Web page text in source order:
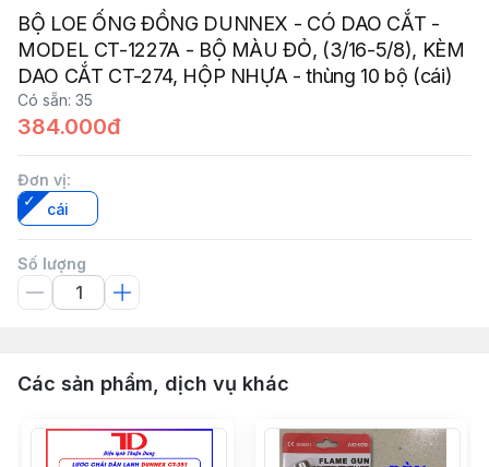
BỘ LOE ỐNG ĐỒNG DUNNEX - CÓ DAO CẮT -
MODEL CT-1227A - BỘ MÀU ĐỎ, (3/16-5/8), KÈM
DAO CẮT CT-274, HỘP NHỰA - thùng 10 bộ (cái)
Có sẵn: 35
384.000đ
Đơn vị:
cái
Số lượng
Các sản phẩm, dịch vụ khác